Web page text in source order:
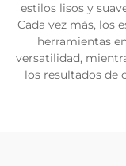
estilos lisos y
Cada vez más, los
herramientas
versatilidad,
los resultados de